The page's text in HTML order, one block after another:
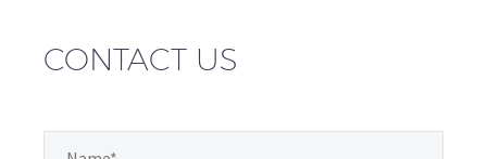
CONTACT US